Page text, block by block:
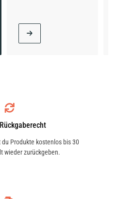
Produkte kostenlos bis 30
wieder zurückgeben.